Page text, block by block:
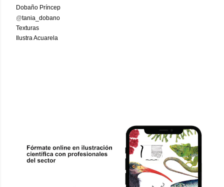
Dobaño Príncep
@tania_dobano
Texturas
Ilustra Acuarela